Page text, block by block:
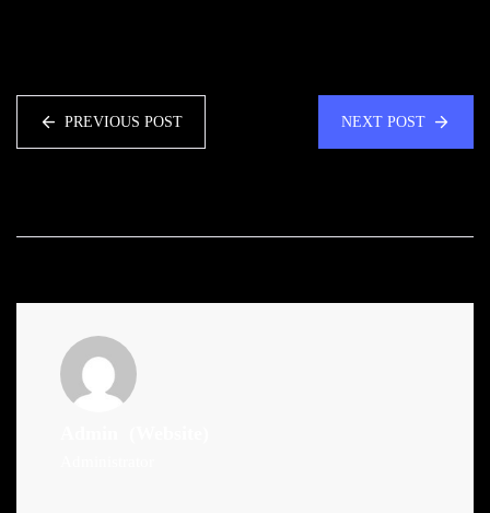
PREVIOUS POST NEXT POST